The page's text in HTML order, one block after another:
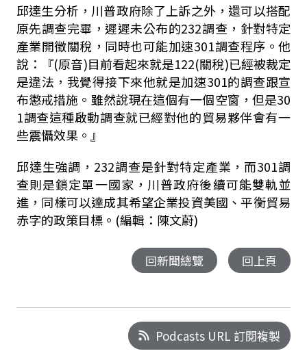
邱達生分析，川普政府除了上訴之外，還可以搭配
原先調查完畢，遲遲未公布的232調查，針對特定
產業開徵關稅，同時也可能加速301調查程序。他
說：『(原音)目前看起來就是122(關稅)已經被裁定
是違法，我覺得接下來他就是加速301的調查跟宣
布懲戒措施。雖然說現在這個有一個空窗，但是30
1調查這種啟動調查就已經對他的貿易夥伴會有一
些震懾效果。』
邱達生強調，232調查是針對特定產業，而301調
查則是鎖定單一國家，川普政府後續可能雙軌並
進，同樣可以達成其希望企業投資美國、平衡貿易
赤字的政策目標。(編輯：陳文蔚)
回新聞總覽 回上頁
Podcasts URL 訂閱複製